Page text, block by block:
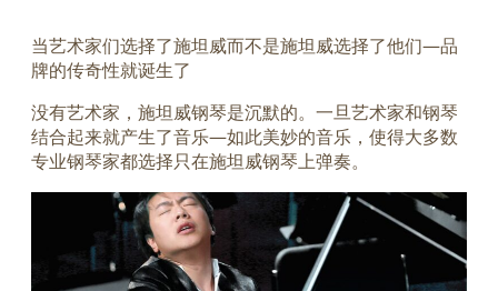
当艺术家们选择了施坦威而不是施坦威选择了他们—品
牌的传奇性就诞生了
没有艺术家，施坦威钢琴是沉默的。一旦艺术家和钢琴
结合起来就产生了音乐—如此美妙的音乐，使得大多数
专业钢琴家都选择只在施坦威钢琴上弹奏。